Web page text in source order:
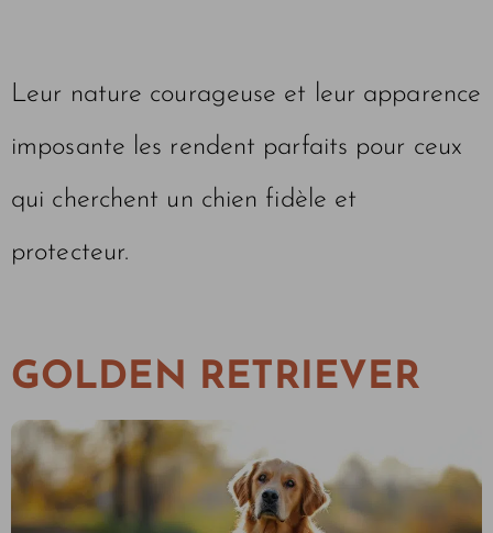
Leur nature courageuse et leur apparence
imposante les rendent parfaits pour ceux
qui cherchent un chien fidèle et
protecteur.
GOLDEN RETRIEVER